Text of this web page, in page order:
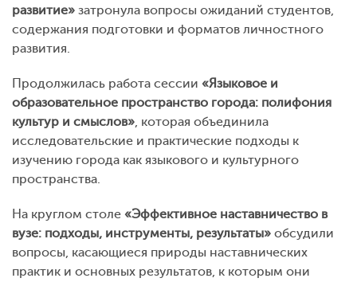
развитие» затронула вопросы ожиданий студентов,
содержания подготовки и форматов личностного
развития.
Продолжилась работа сессии «Языковое и
образовательное пространство города: полифония
культур и смыслов», которая объединила
исследовательские и практические подходы к
изучению города как языкового и культурного
пространства.
На круглом столе «Эффективное наставничество в
вузе: подходы, инструменты, результаты» обсудили
вопросы, касающиеся природы наставнических
практик и основных результатов, к которым они